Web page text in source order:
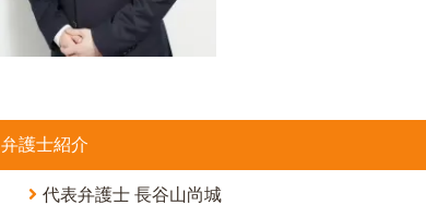
弁護士紹介
代表弁護士 長谷山尚城